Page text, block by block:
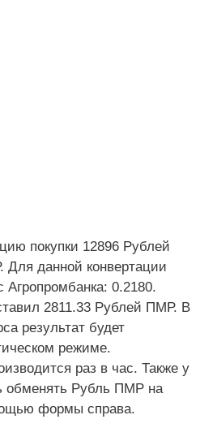
покупки 12896 Рублей
данной конвертации
Агропромбанка: 0.2180.
2811.33 Рублей ПМР. В
результат будет
режиме.
раз в час. Также у
обменять Рубль ПМР на
формы справа.